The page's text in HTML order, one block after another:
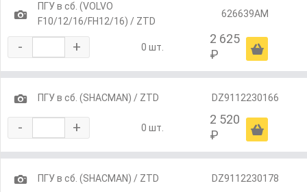
1
ПГУ в сб. (VOLVO
F10/12/16/FH12/16) / ZTD
626639AM
- + 0 шт.
2 625
₽
Ä
1 ПГУ в сб. (SHACMAN) / ZTD DZ9112230166
- + 0 шт.
2 520
₽
Ä
1 ПГУ в сб. (SHACMAN) / ZTD DZ9112230178